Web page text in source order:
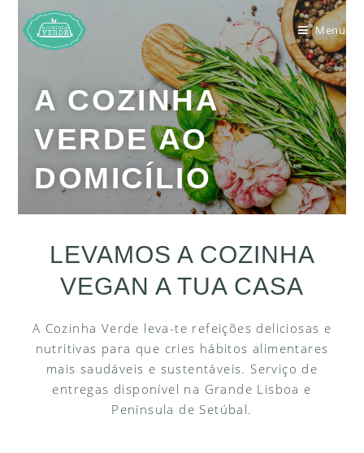
Menu
A COZINHA
VERDE AO
DOMICÍLIO
LEVAMOS A COZINHA
VEGAN A TUA CASA
A Cozinha Verde leva-te refeições deliciosas e
nutritivas para que cries hábitos alimentares
mais saudáveis e sustentáveis. Serviço de
entregas disponível na Grande Lisboa e
Península de Setúbal.